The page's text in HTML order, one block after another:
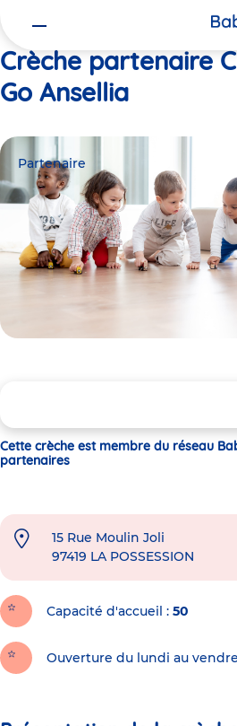
Crèche partenaire
Go Ansellia
Partenaire
Cette crèche est membre du réseau
partenaires
15 Rue Moulin Joli
97419 LA POSSESSION
Capacité d'accueil 50
Ouverture du lundi au